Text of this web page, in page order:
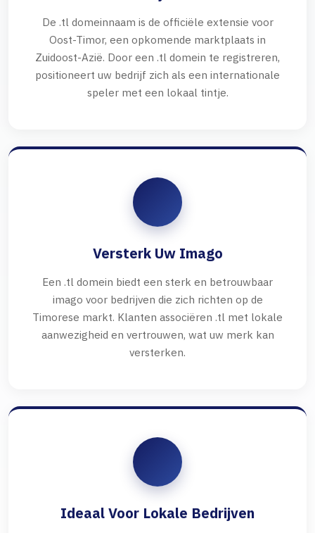
De .tl domeinnaam is de officiële extensie voor
Oost-Timor, een opkomende marktplaats in
Zuidoost-Azië. Door een .tl domein te registreren,
positioneert uw bedrijf zich als een internationale
speler met een lokaal tintje.
Versterk Uw Imago
Een .tl domein biedt een sterk en betrouwbaar
imago voor bedrijven die zich richten op de
Timorese markt. Klanten associëren .tl met lokale
aanwezigheid en vertrouwen, wat uw merk kan
versterken.
Ideaal Voor Lokale Bedrijven